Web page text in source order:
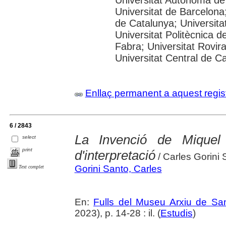
Universitat de
de Catalunya;
Universitat Politècnica
Fabra; Universitat
Universitat Central de
Enllaç permanent a aquest
6 / 2843
select
print
Text complet
La Invenció de
d'interpretació/ Carles Gorini
Gorini Santo, Carles
En: Fulls del Museu Arxiu de
2023), p. 14-28 : il. (Estudis)